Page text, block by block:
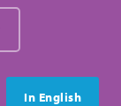
In English